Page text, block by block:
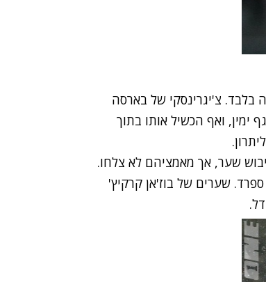
צ'יגרינסקי של בארסה
ימין, ואף הכשיל אותו בתוך
שער, אך מאמציהם לא צלחו.
שערים של בוז'אן קרקיץ'